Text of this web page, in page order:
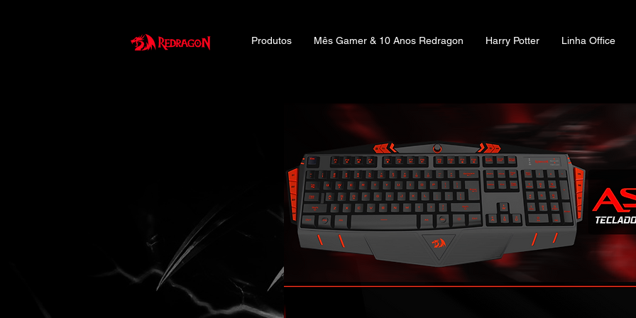
Produtos Mês Gamer & 10 Anos Redragon Harry Potter Linha Office